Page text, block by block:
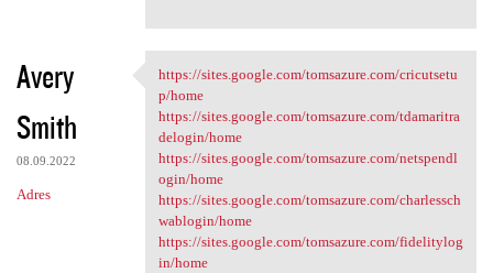
Avery
Smith
08.09.2022
Adres
https://sites.google.com
https://sites.google.com/tomsazure.com/cricutsetu
p/home
https://sites.google.com/tomsazure.com/tdamaritra
delogin/home
https://sites.google.com/tomsazure.com/netspendl
ogin/home
https://sites.google.com/tomsazure.com/charlessch
wablogin/home
https://sites.google.com/tomsazure.com/fidelitylog
in/home